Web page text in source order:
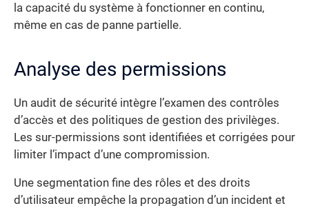
la capacité du système à fonctionner en continu,
même en cas de panne partielle.
Analyse des permissions
Un audit de sécurité intègre l’examen des contrôles
d’accès et des politiques de gestion des privilèges.
Les sur-permissions sont identifiées et corrigées pour
limiter l’impact d’une compromission.
Une segmentation fine des rôles et des droits
d’utilisateur empêche la propagation d’un incident et